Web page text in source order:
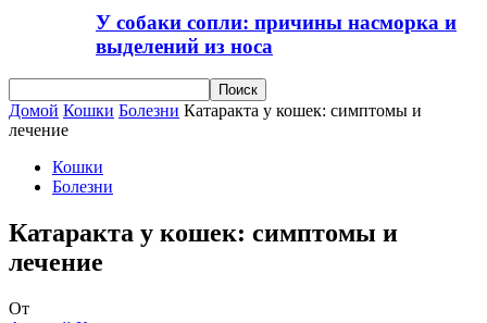
У собаки сопли: причины насморка и
выделений из носа
Домой Кошки Болезни Катаракта у кошек: симптомы и
лечение
Кошки
Болезни
Катаракта у кошек: симптомы и
лечение
От